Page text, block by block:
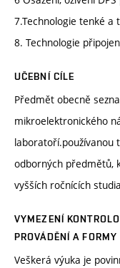
7.Technologie tenké a
8. Technologie
UČEBNÍ CÍLE
Předmět obecně
mikroelektronického
laboratoří.používanou
odborných předmětů,
vyšších ročnících
VYMEZENÍ
PROVÁDĚNÍ A
Veškerá výuka je